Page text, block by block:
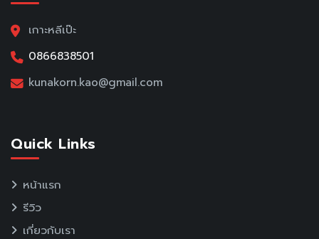
เกาะหลีเป๊ะ
0866838501
kunakorn.kao@gmail.com
Quick Links
หน้าแรก
รีวิว
เกี่ยวกับเรา